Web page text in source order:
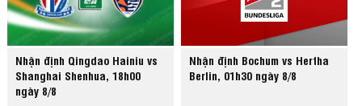
Nhận định Qingdao Hainiu vs
Shanghai Shenhua, 18h00
ngày 8/8
Nhận định Bochum vs Hertha
Berlin, 01h30 ngày 8/8